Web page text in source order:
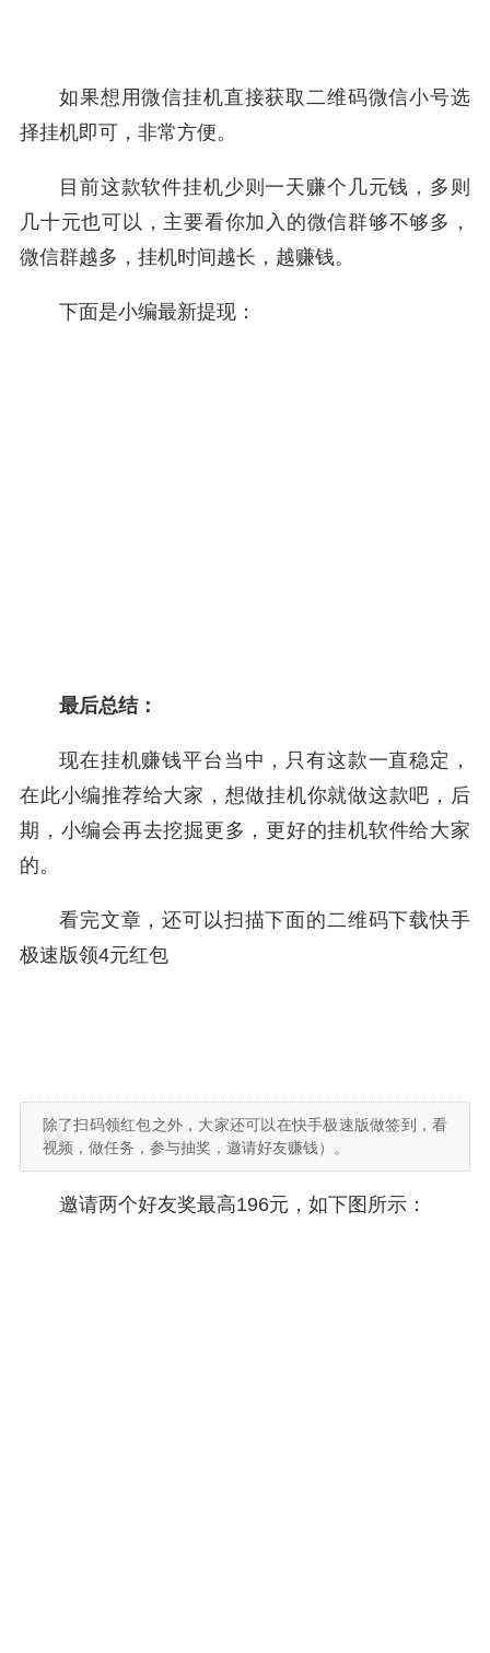
如果想用微信挂机直接获取二维码微信小号选
择挂机即可，非常方便。
目前这款软件挂机少则一天赚个几元钱，多则
几十元也可以，主要看你加入的微信群够不够多，
微信群越多，挂机时间越长，越赚钱。
下面是小编最新提现：
最后总结：
现在挂机赚钱平台当中，只有这款一直稳定，
在此小编推荐给大家，想做挂机你就做这款吧，后
期，小编会再去挖掘更多，更好的挂机软件给大家
的。
看完文章，还可以扫描下面的二维码下载快手
极速版领4元红包
除了扫码领红包之外，大家还可以在快手极速版做签到，看
视频，做任务，参与抽奖，邀请好友赚钱）。
邀请两个好友奖最高196元，如下图所示：